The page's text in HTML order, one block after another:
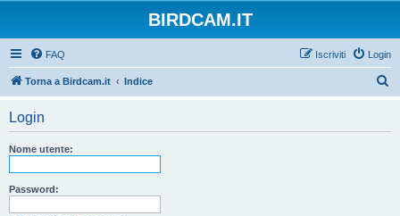
BIRDCAM.IT
FAQ Login
Iscriviti
Torna a Birdcam.it Indice
Login
Nome utente:
Password: